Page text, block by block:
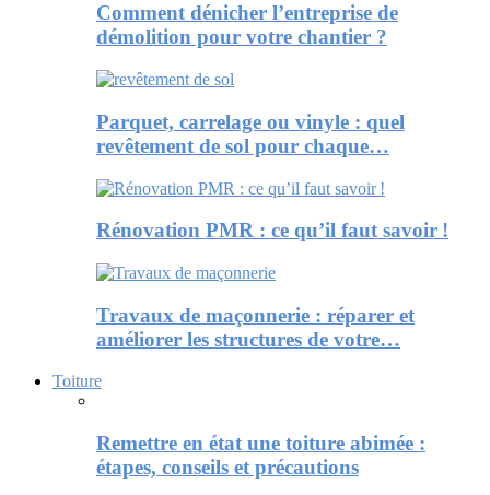
Comment dénicher l’entreprise de
démolition pour votre chantier ?
Parquet, carrelage ou vinyle : quel
revêtement de sol pour chaque…
Rénovation PMR : ce qu’il faut savoir !
Travaux de maçonnerie : réparer et
améliorer les structures de votre…
Toiture
Remettre en état une toiture abimée :
étapes, conseils et précautions